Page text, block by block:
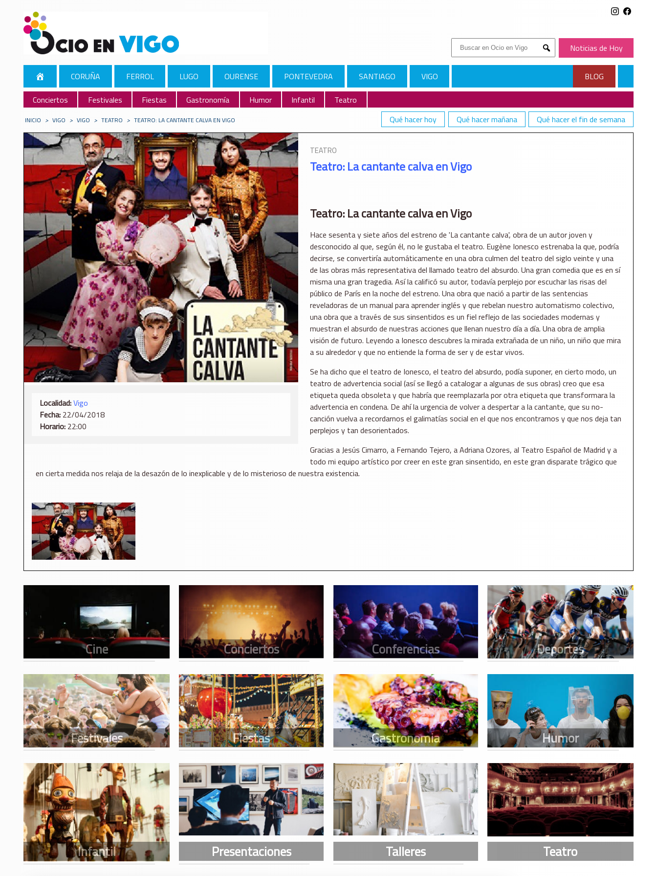
Buscar:
Submit
Noticias de Hoy
CORUÑA FERROL LUGO OURENSE PONTEVEDRA SANTIAGO VIGO
BLOG
Conciertos
Festivales Fiestas Gastronomía Humor Infantil
Teatro
Qué hacer hoy
Qué hacer mañana Qué hacer el fin de semana
INICIO > VIGO > VIGO > TEATRO > TEATRO: LA CANTANTE CALVA EN VIGO
Localidad:Vigo
Fecha: 22/04/2018
Horario: 22:00
TEATRO
Teatro: La cantante calva en Vigo
Teatro: La cantante calva en Vigo
Hace sesenta y siete años del estreno de 'La cantante calva', obra de un autor joven y
desconocido al que, según él, no le gustaba el teatro. Eugène Ionesco estrenaba la que, podría
decirse, se convertiría automáticamente en una obra culmen del teatro del siglo veinte y una
de las obras más representativa del llamado teatro del absurdo. Una gran comedia que es en sí
misma una gran tragedia. Así la calificó su autor, todavía perplejo por escuchar las risas del
público de París en la noche del estreno. Una obra que nació a partir de las sentencias
reveladoras de un manual para aprender inglés y que rebelan nuestro automatismo colectivo,
una obra que a través de sus sinsentidos es un fiel reflejo de las sociedades modernas y
muestran el absurdo de nuestras acciones que llenan nuestro día a día. Una obra de amplia
visión de futuro. Leyendo a Ionesco descubres la mirada extrañada de un niño, un niño que mira
a su alrededor y que no entiende la forma de ser y de estar vivos.
Se ha dicho que el teatro de Ionesco, el teatro del absurdo, podía suponer, en cierto modo, un
teatro de advertencia social (así se llegó a catalogar a algunas de sus obras) creo que esa
etiqueta queda obsoleta y que habría que reemplazarla por otra etiqueta que transformara la
advertencia en condena. De ahí la urgencia de volver a despertar a la cantante, que su no-
canción vuelva a recordarnos el galimatías social en el que nos encontramos y que nos deja tan
perplejos y tan desorientados.
Gracias a Jesús Cimarro, a Fernando Tejero, a Adriana Ozores, al Teatro Español de Madrid y a
todo mi equipo artístico por creer en este gran sinsentido, en este gran disparate trágico que
en cierta medida nos relaja de la desazón de lo inexplicable y de lo misterioso de nuestra existencia.